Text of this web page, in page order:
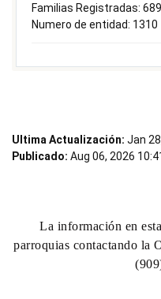
Familias Registradas: 689
Numero de entidad: 1310
Ultima Actualización: Jan
Publicado: Aug 06, 2026
La información en
parroquias contactando la